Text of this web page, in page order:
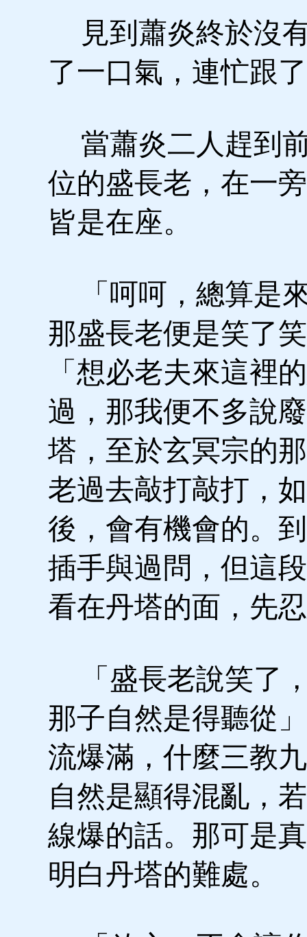
見到蕭炎終於沒
了一口氣，連忙跟
當蕭炎二人趕到
位的盛長老，在一
皆是在座。
「呵呵，總算是
那盛長老便是笑了
「想必老夫來這裡
過，那我便不多說
塔，至於玄冥宗的
老過去敲打敲打，
後，會有機會的。
插手與過問，但這
看在丹塔的面，先
「盛長老說笑了
那子自然是得聽從
流爆滿，什麼三教
自然是顯得混亂，
線爆的話。那可是
明白丹塔的難處。